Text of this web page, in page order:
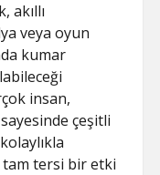
akıllı
veya oyun
kumar
insan,
çeşitli
tersi bir etki